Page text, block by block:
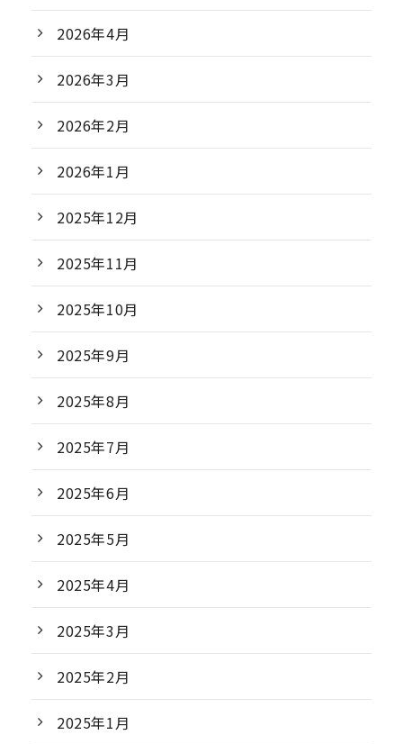
2026年4月
2026年3月
2026年2月
2026年1月
2025年12月
2025年11月
2025年10月
2025年9月
2025年8月
2025年7月
2025年6月
2025年5月
2025年4月
2025年3月
2025年2月
2025年1月